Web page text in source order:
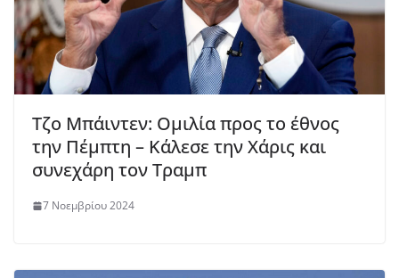
Τζο Μπάιντεν: Ομιλία προς το έθνος
την Πέμπτη – Κάλεσε την Χάρις και
συνεχάρη τον Τραμπ
7 Νοεμβρίου 2024